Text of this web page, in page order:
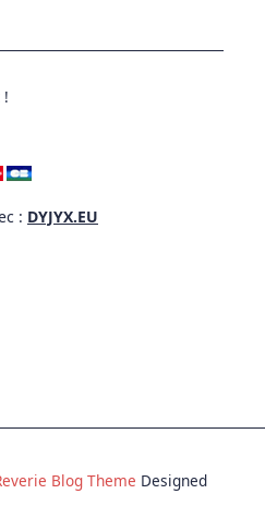
: DYJYX.EU
Blog Theme Designed